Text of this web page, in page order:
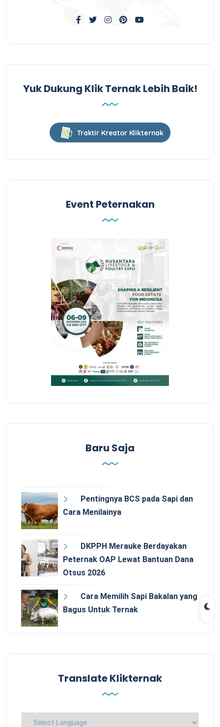
Yuk Dukung Klik Ternak Lebih Baik!
Traktir Kreator Klikternak
Event Peternakan
Baru Saja
Pentingnya BCS pada Sapi dan
Cara Menilainya
DKPPH Merauke Berdayakan
Peternak OAP Lewat Bantuan Dana
Otsus 2026
Cara Memilih Sapi Bakalan yang
Bagus Untuk Ternak
Translate Klikternak